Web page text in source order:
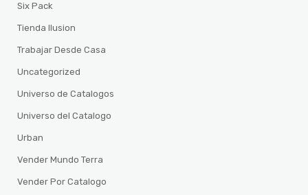
Six Pack
Tienda Ilusion
Trabajar Desde Casa
Uncategorized
Universo de Catalogos
Universo del Catalogo
Urban
Vender Mundo Terra
Vender Por Catalogo